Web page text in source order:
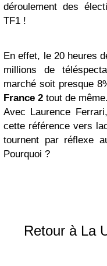
déroulement des
TF1 !
En effet, le 20 heures
millions de
marché soit presque
France 2 tout de même.
Avec Laurence
cette référence vers
tournent par réflexe
Pourquoi ?
Retour à La